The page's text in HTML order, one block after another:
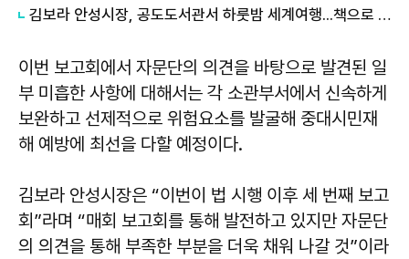
김보라 안성시장, 공도도서관서 하룻밤 세계여행...책으로 채운 여름밤
이번 보고회에서 자문단의 의견을 바탕으로 발견된 일
부 미흡한 사항에 대해서는 각 소관부서에서 신속하게
보완하고 선제적으로 위험요소를 발굴해 중대시민재
해 예방에 최선을 다할 예정이다.
김보라 안성시장은 “이번이 법 시행 이후 세 번째 보고
회”라며 “매회 보고회를 통해 발전하고 있지만 자문단
의 의견을 통해 부족한 부분을 더욱 채워 나갈 것”이라